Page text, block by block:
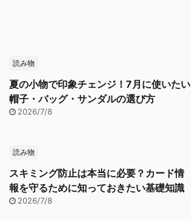
読み物
夏の小物で印象チェンジ！7月に使いたい
帽子・バッグ・サンダルの選び方
2026/7/8
読み物
スキミング防止は本当に必要？カード情
報を守るために知っておきたい基礎知識
2026/7/8